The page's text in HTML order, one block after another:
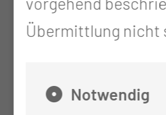
therapeutischen
Versorgung der
Einsendegefäßen
Übermittlung nicht
Notwendig